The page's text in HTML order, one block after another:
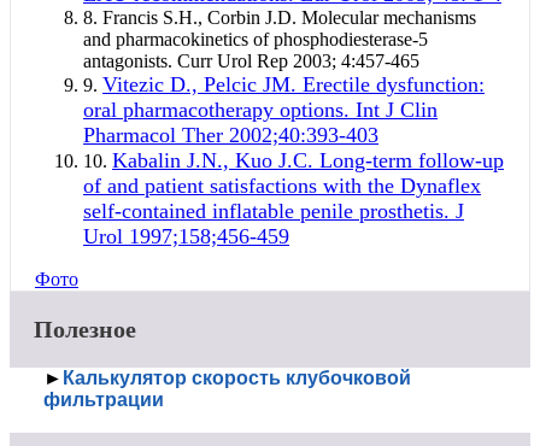
8. Francis S.H., Corbin J.D. Molecular mechanisms
and pharmacokinetics of phosphodiesterase-5
antagonists. Curr Urol Rep 2003; 4:457-465
9. Vitezic D., Pelcic JM. Erectile dysfunction:
oral pharmacotherapy options. Int J Clin
Pharmacol Ther 2002;40:393-403
10. Kabalin J.N., Kuo J.C. Long-term follow-up
of and patient satisfactions with the Dynaflex
self-contained inflatable penile prosthetis. J
Urol 1997;158;456-459
Фото
Полезное
► Калькулятор скорость клубочковой
фильтрации